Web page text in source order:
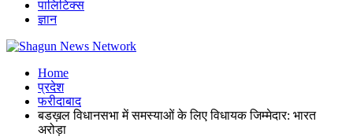
पालिटिक्स
ज्ञान
Home
प्रदेश
फरीदाबाद
बडख़ल विधानसभा में समस्याओं के लिए विधायक जिम्मेदार: भारत
अरोड़ा